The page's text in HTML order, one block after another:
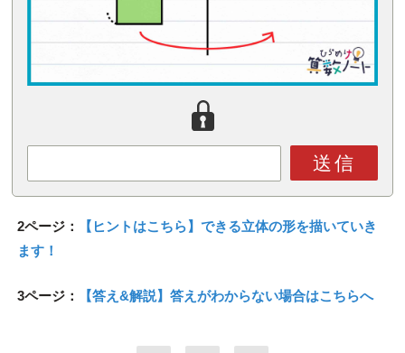
送信
2ページ：
【ヒントはこちら】できる立体の形を描いていき
ます！
3ページ： 【答え&解説】答えがわからない場合はこちらへ